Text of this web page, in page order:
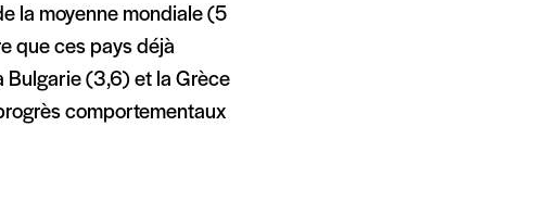
la moyenne mondiale (5
que ces pays déjà
Bulgarie (3,6) et la Grèce
comportementaux